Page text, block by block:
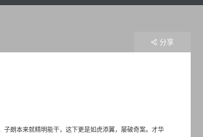
朗本来就精明能干，这下更是如虎添翼，屡破奇案。才华
分享